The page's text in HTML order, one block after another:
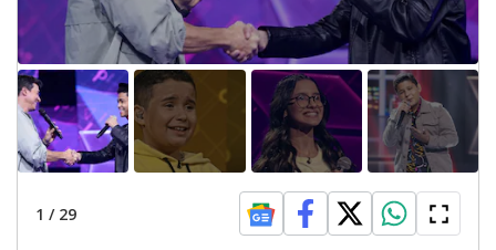
1 / 29